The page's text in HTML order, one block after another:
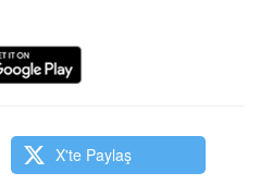
X'te Paylaş